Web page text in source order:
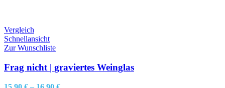
Vergleich
Schnellansicht
Zur Wunschliste
Frag nicht | graviertes Weinglas